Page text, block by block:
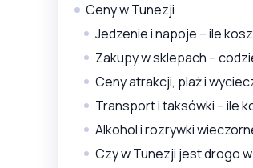
Ceny w Tunezji
Jedzenie i napoje – ile
Zakupy w sklepach –
Ceny atrakcji, plaż i
Transport i taksówki – ile
Alkohol i rozrywki
Czy w Tunezji jest drogo